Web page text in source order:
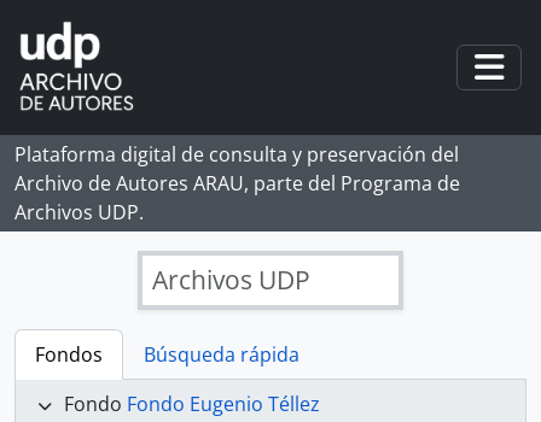
Skip to main content
Plataforma digital de consulta y preservación del
Archivo de Autores ARAU, parte del Programa de
Archivos UDP.
Archivos UDP
Fondos
Búsqueda rápida
Fondo Fondo Eugenio Téllez